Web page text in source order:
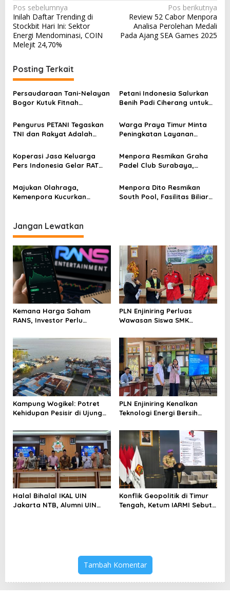
N
a
v
i
g
a
s
i
p
o
s
Pos sebelumnya
Inilah Daftar Trending di
Stockbit Hari Ini: Sektor
Energi Mendominasi, COIN
Melejit 24,70%
Pos berikutnya
Review 52 Cabor Menpora
Analisa Perolehan Medali
Pada Ajang SEA Games 2025
Posting Terkait
Persaudaraan Tani-Nelayan
Bogor Kutuk Fitnah
Petani Indonesia Salurkan
Benih Padi Ciherang untuk
di Bekasi
Pengurus PETANI Tegaskan
TNI dan Rakyat Adalah
Ketahanan Masyarakat
Warga Praya Timur Minta
Peningkatan Layanan
Sakit Baru
Koperasi Jasa Keluarga
Pers Indonesia Gelar RAT
ke Petani
Menpora Resmikan Graha
Padel Club Surabaya,
untuk Generasi Muda
Majukan Olahraga,
Kemenpora Kucurkan
15 Cabor
Menpora Dito Resmikan
South Pool, Fasilitas Biliar
Jangan Lewatkan
Kemana Harga Saham
RANS, Investor Perlu
Menghindari Spekulasi
Berlebihan
PLN Enjiniring Perluas
Wawasan Siswa SMK
Perubahan Iklim
Kampung Wogikel: Potret
Kehidupan Pesisir di Ujung
Bertahan di Tengah
Keterbatasan
PLN Enjiniring Kenalkan
Teknologi Energi Bersih
Halal Bihalal IKAL UIN
Jakarta NTB, Alumni UIN
Konflik Geopolitik di Timur
Tengah, Ketum IARMI Sebut
Tambah Komentar